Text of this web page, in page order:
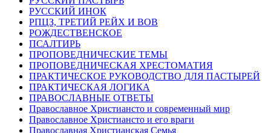
РУССКИЙ ИНОК
РПЦЗ, ТРЕТИЙ РЕЙХ И ВОВ
РОЖДЕСТВЕНСКОЕ
ПСАЛТИРЬ
ПРОПОВЕДНИЧЕСКИЕ ТЕМЫ
ПРОПОВЕДНИЧЕСКАЯ ХРЕСТОМАТИЯ
ПРАКТИЧЕСКОЕ РУКОВОДСТВО ДЛЯ ПАСТЫРЕЙ
ПРАКТИЧЕСКАЯ ЛОГИКА
ПРАВОСЛАВНЫЕ ОТВЕТЫ
Православное Христиансто и современный мир
Православное Христиансто и его враги
Православная Христианская Семья